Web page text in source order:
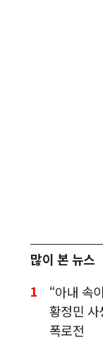
많이 본 뉴스
1
“아내 속
황정민 사
폭로전